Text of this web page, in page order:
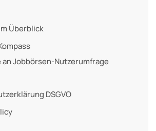
Überblick
an Jobbörsen-Nutzerumfrage
DSGVO